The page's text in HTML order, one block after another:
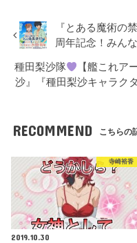
『とある魔術の
周年記念！みん
種田梨沙隊
【艦これア
沙』『種田梨沙キャラク
RECOMMEND こちらの
寺崎裕香
2019.10.30